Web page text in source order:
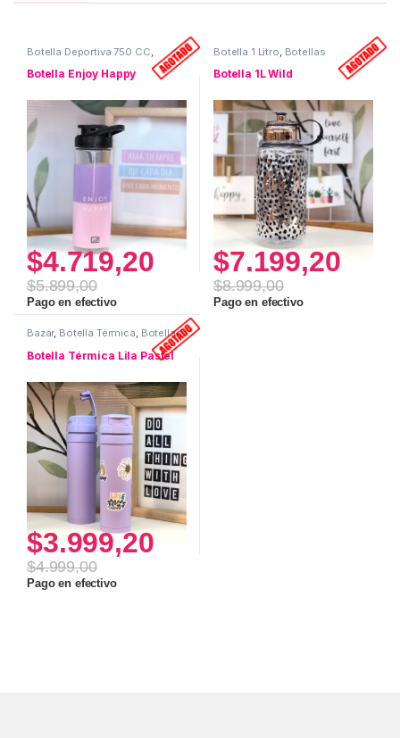
Botella Deportiva 750 CC
Botella Enjoy Happy
$4.719,20
$5.899,00
Pago en efectivo
Botella 1 Litro Botellas
Botella 1L Wild
$7.199,20
$8.999,00
Pago en efectivo
Bazar, Botella Térmica, Botellas
Botella Térmica Lila Pastel
$3.999,20
$4.999,00
Pago en efectivo
Este producto tiene múltiples variantes. Las opciones se